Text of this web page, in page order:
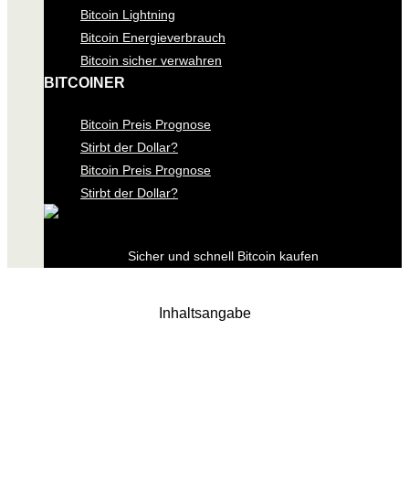
Bitcoin Lightning
Bitcoin Energieverbrauch
Bitcoin sicher verwahren
BITCOINER
Bitcoin Preis Prognose
Stirbt der Dollar?
Bitcoin Preis Prognose
Stirbt der Dollar?
Sicher und schnell Bitcoin kaufen
Inhaltsangabe